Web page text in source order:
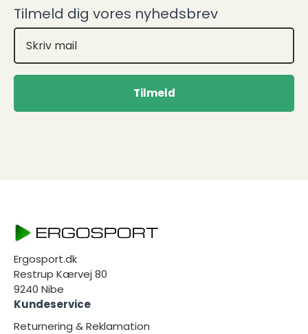
Tilmeld dig vores nyhedsbrev
Tilmeld
Ergosport.dk
Restrup Kærvej 80
9240 Nibe
Kundeservice
Returnering & Reklamation